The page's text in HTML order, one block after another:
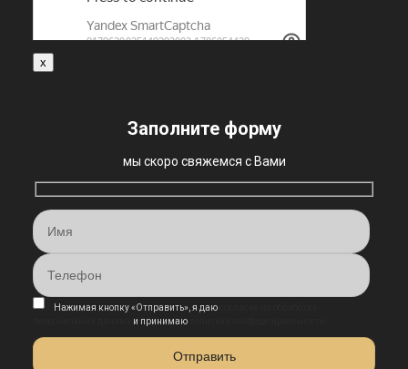
x
Заполните форму
мы скоро свяжемся с Вами
Нажимая кнопку «Отправить», я даю
и принимаю